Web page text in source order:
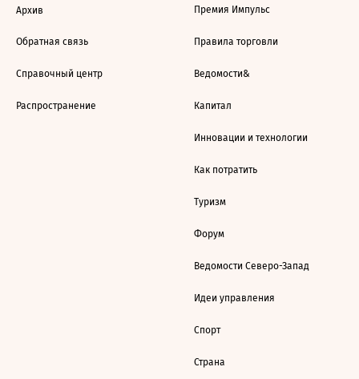
Архив
Обратная связь
Справочный центр
Распространение
Премия Импульс
Правила торговли
Ведомости&
Капитал
Инновации и технологии
Как потратить
Туризм
Форум
Ведомости Северо-Запад
Идеи управления
Спорт
Страна